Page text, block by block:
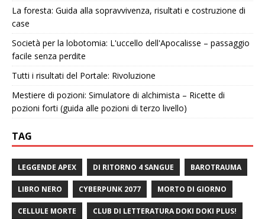
La foresta: Guida alla sopravvivenza, risultati e costruzione di
case
Società per la lobotomia: L'uccello dell'Apocalisse – passaggio
facile senza perdite
Tutti i risultati del Portale: Rivoluzione
Mestiere di pozioni: Simulatore di alchimista – Ricette di
pozioni forti (guida alle pozioni di terzo livello)
TAG
LEGGENDE APEX DI RITORNO 4 SANGUE BAROTRAUMA
LIBRO NERO CYBERPUNK 2077 MORTO DI GIORNO
CELLULE MORTE CLUB DI LETTERATURA DOKI DOKI PLUS!